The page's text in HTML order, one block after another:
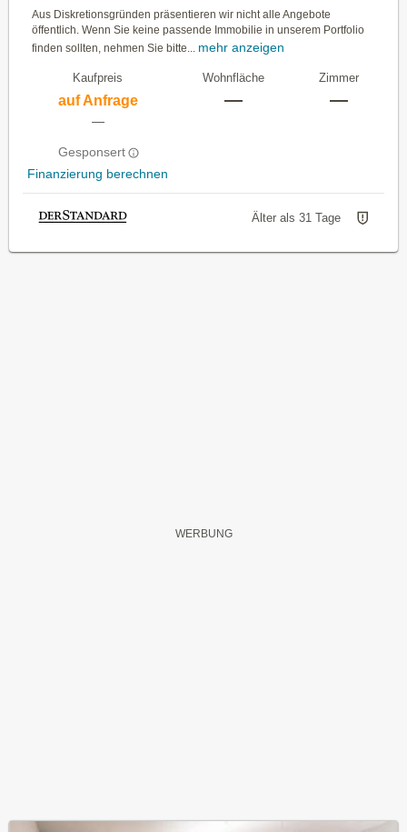
Aus Diskretionsgründen präsentieren wir nicht alle Angebote
öffentlich. Wenn Sie keine passende Immobilie in unserem Portfolio
finden sollten, nehmen Sie bitte... mehr anzeigen
Kaufpreis
auf Anfrage
—
Gesponsert
Finanzierung berechnen
Wohnfläche
—
Zimmer
—
Älter als 31 Tage